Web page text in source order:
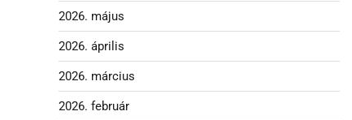
2026. május
2026. április
2026. március
2026. február